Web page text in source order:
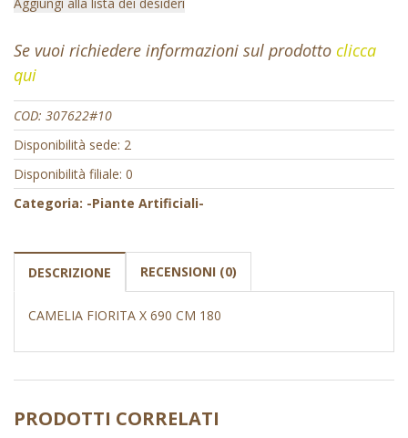
Se vuoi richiedere informazioni sul prodotto clicca
qui
COD: 307622#10
Disponibilità sede: 2
Disponibilità filiale: 0
Categoria: -Piante Artificiali-
DESCRIZIONE RECENSIONI (0)
CAMELIA FIORITA X 690 CM 180
PRODOTTI CORRELATI